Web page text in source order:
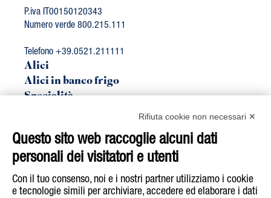
P.iva IT00150120343
Numero verde 800.215.111
Telefono +39.0521.211111
Alici
Alici in banco frigo
Specialità
Tonno
Acquista su
E-Shop
Rifiuta cookie non necessari ✕
Questo sito web raccoglie alcuni dati
personali dei visitatori e utenti
Con il tuo consenso, noi e i nostri partner utilizziamo i cookie
e tecnologie simili per archiviare, accedere ed elaborare i dati